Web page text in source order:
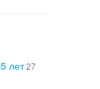
лет27